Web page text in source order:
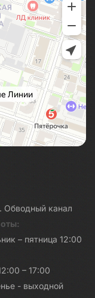
Обводный канал
– пятница 12:00
– 17:00
- выходной